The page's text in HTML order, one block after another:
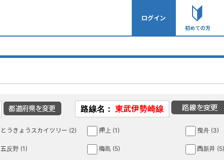
ログイン
初めての方
路線名： 東武伊勢崎線
とうきょうスカイツリー (2) 押上 (1) 曳舟 (3)
五反野 (1) 梅島 (5) 西新井 (5)